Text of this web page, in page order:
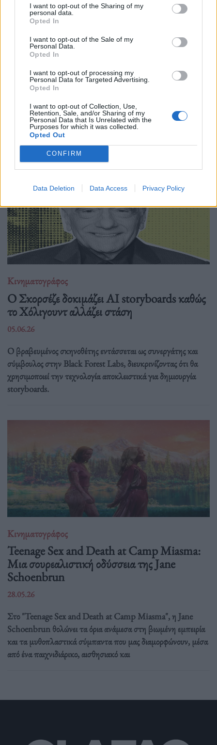
I want to opt-out of the Sharing of my
personal data.
Opted In
I want to opt-out of the Sale of my
Personal Data.
Opted In
I want to opt-out of processing my
Personal Data for Targeted Advertising.
Opted In
I want to opt-out of Collection, Use,
Retention, Sale, and/or Sharing of my
Personal Data that Is Unrelated with the
Purposes for which it was collected.
Opted Out
CONFIRM
Data Deletion Data Access Privacy Policy
Κινηματογράφος
“Victory”: Το αντιφασιστικό ποδοσφαιρικό
έπος του John Huston μοιάζει πιο επίκαιρο
από ποτέ
22.06.26
αποκαλύπτει πώς ένα κλασικό, «έντιμο» πολεμικό-αθλητικό
δράμα για αιχμαλώτους και προπαγάνδα αποκτά σήμερα πιο
σκοτεινές και πολιτικές αναγνώσεις.
Κινηματογράφος
Ο Σκορσέζε δοκιμάζει AI storyboards καθώς
το Χόλιγουντ αλλάζει στάση
05.06.26
Ο βραβευμένος σκηνοθέτης εντάσσεται ως συνεργάτης και
σύμβουλος στην Black Forest Labs, διευκρινίζοντας ότι θα
χρησιμοποιεί την τεχνολογία αποκλειστικά για δημιουργία
storyboards.
Κινηματογράφος
Teenage Sex and Death at Camp Miasma:
Μια σουρεαλιστική οδύσσεια της Jane
Schoenbrun
28.05.26
Στο "Teenage Sex and Death at Camp Miasma", η Jane
Schoenbrun θολώνει τα όρια ανάμεσα στη βιωμένη εμπειρία
και τα μυθοπλαστικά σύμπαντα που μας διαμορφώνουν, μέσα
από ένα παιχνιδιάρικο, αισθησιακό και